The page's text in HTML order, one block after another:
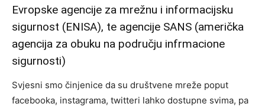
Evropske agencije za mrežnu i informacijsku
sigurnost (ENISA), te agencije SANS (američka
agencija za obuku na području infrmacione
sigurnosti)
Svjesni smo činjenice da su društvene mreže poput
facebooka, instagrama, twitteri lahko dostupne svima, pa